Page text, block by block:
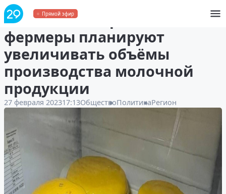
Прямой эфир
В Пинежском районе
фермеры планируют
увеличивать объёмы
производства молочной
продукции
27 февраля 202317:13ОбществоПолитикаРегион